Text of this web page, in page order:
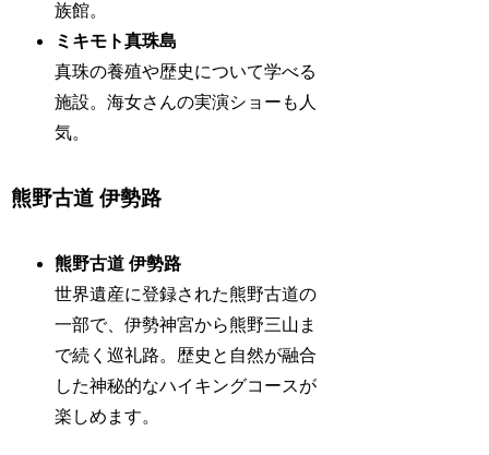
族館。
ミキモト真珠島
真珠の養殖や歴史について学べる
施設。海女さんの実演ショーも人
気。
熊野古道 伊勢路
熊野古道 伊勢路
世界遺産に登録された熊野古道の
一部で、伊勢神宮から熊野三山ま
で続く巡礼路。歴史と自然が融合
した神秘的なハイキングコースが
楽しめます。